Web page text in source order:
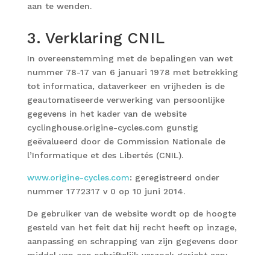
aan te wenden.
3. Verklaring CNIL
In overeenstemming met de bepalingen van wet
nummer 78-17 van 6 januari 1978 met betrekking
tot informatica, dataverkeer en vrijheden is de
geautomatiseerde verwerking van persoonlijke
gegevens in het kader van de website
cyclinghouse.origine-cycles.com gunstig
geëvalueerd door de Commission Nationale de
l’Informatique et des Libertés (CNIL).
www.origine-cycles.com: geregistreerd onder
nummer 1772317 v 0 op 10 juni 2014.
De gebruiker van de website wordt op de hoogte
gesteld van het feit dat hij recht heeft op inzage,
aanpassing en schrapping van zijn gegevens door